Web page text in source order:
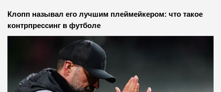
Клопп называл его лучшим плеймейкером: что такое
контрпрессинг в футболе